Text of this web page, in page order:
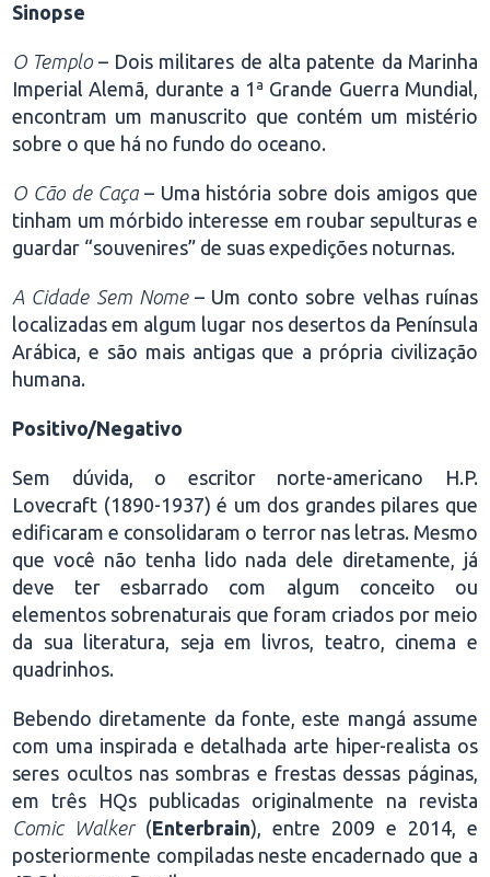
Sinopse
O Templo– Dois militares de alta patente da Marinha
Imperial Alemã, durante a 1ª Grande Guerra Mundial,
encontram um manuscrito que contém um mistério
sobre o que há no fundo do oceano.
O Cão de Caça– Uma história sobre dois amigos que
tinham um mórbido interesse em roubar sepulturas e
guardar “souvenires” de suas expedições noturnas.
A Cidade Sem Nome– Um conto sobre velhas ruínas
localizadas em algum lugar nos desertos da Península
Arábica, e são mais antigas que a própria civilização
humana.
Positivo/Negativo
Sem dúvida, o escritor norte-americano H.P.
Lovecraft (1890-1937) é um dos grandes pilares que
edificaram e consolidaram o terror nas letras. Mesmo
que você não tenha lido nada dele diretamente, já
deve ter esbarrado com algum conceito ou
elementos sobrenaturais que foram criados por meio
da sua literatura, seja em livros, teatro, cinema e
quadrinhos.
Bebendo diretamente da fonte, este mangá assume
com uma inspirada e detalhada arte hiper-realista os
seres ocultos nas sombras e frestas dessas páginas,
em três HQs publicadas originalmente na revista
Comic Walker(Enterbrain), entre 2009 e 2014, e
posteriormente compiladas neste encadernado que a